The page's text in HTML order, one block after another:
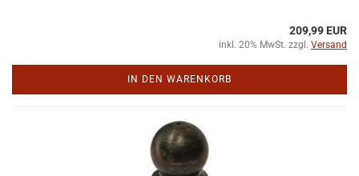
209,99 EUR
inkl. 20% MwSt. zzgl. Versand
IN DEN WARENKORB